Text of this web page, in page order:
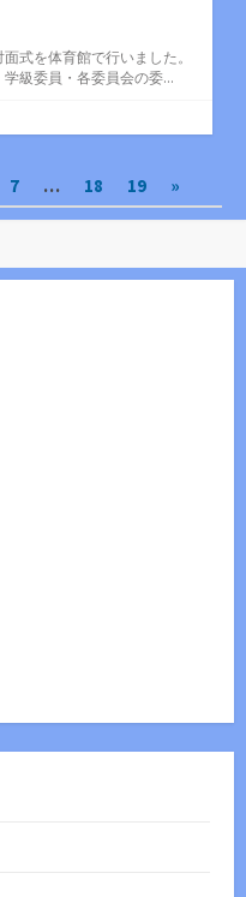
式を体育館で行いました。
級委員・各委員会の委...
7 … 18 19 »